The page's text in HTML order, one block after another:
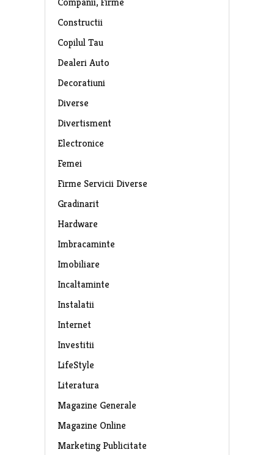
Constructii
Copilul Tau
Dealeri Auto
Decoratiuni
Diverse
Divertisment
Electronice
Femei
Firme Servicii Diverse
Gradinarit
Hardware
Imbracaminte
Imobiliare
Incaltaminte
Instalatii
Internet
Investitii
LifeStyle
Literatura
Magazine Generale
Magazine Online
Marketing Publicitate